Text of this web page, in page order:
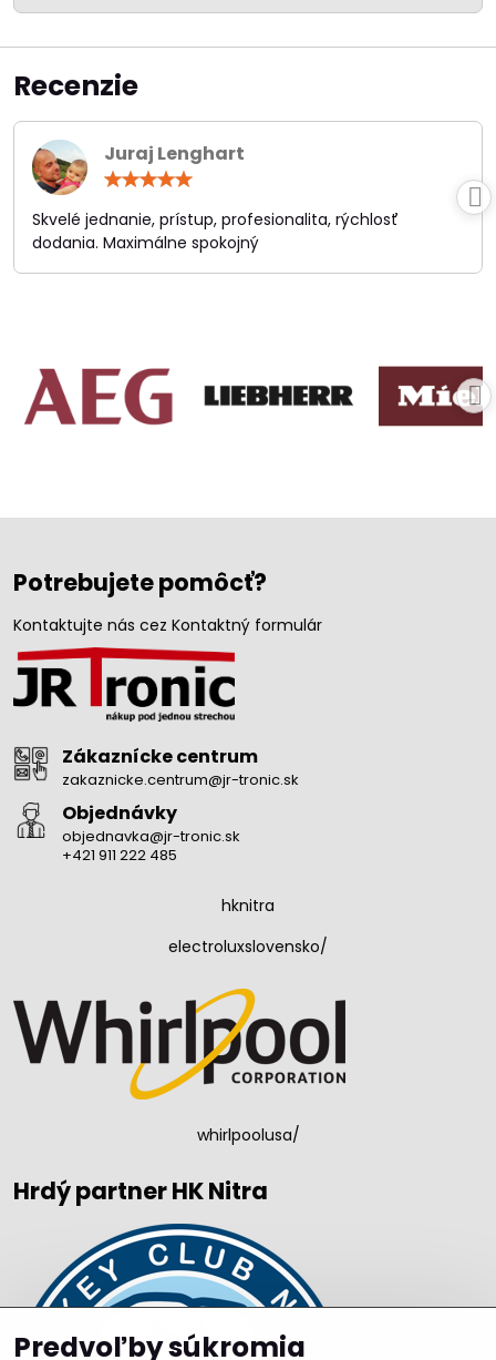
Recenzie
Juraj Lenghart
/
5
Skvelé jednanie, prístup, profesionalita, rýchlosť
dodania. Maximálne spokojný
Potrebujete pomôcť?
Kontaktujte nás cez Kontaktný formulár
Zákaznícke centrum
zakaznicke.centrum@jr-tronic.sk
Objednávky
objednavka@jr-tronic.sk
+421 911 222 485
hknitra
electroluxslovensko/
whirlpoolusa/
Hrdý partner HK Nitra
Predvoľby súkromia